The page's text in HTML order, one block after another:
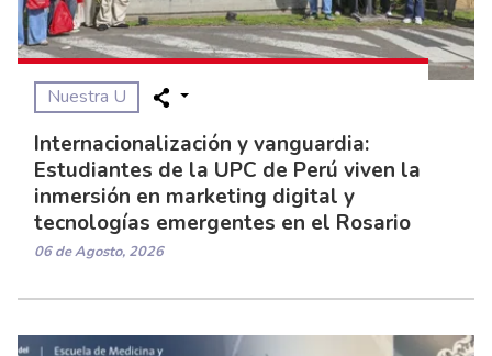
Nuestra U
Internacionalización y vanguardia:
Estudiantes de la UPC de Perú viven la
inmersión en marketing digital y
tecnologías emergentes en el Rosario
06 de Agosto, 2026